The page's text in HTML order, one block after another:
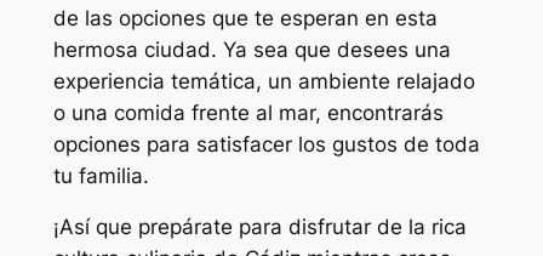
de las opciones que te esperan en esta
hermosa ciudad. Ya sea que desees una
experiencia temática, un ambiente relajado
o una comida frente al mar, encontrarás
opciones para satisfacer los gustos de toda
tu familia.
¡Así que prepárate para disfrutar de la rica